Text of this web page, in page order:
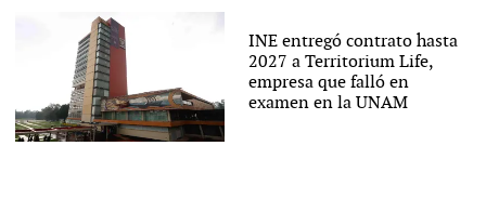
INE entregó contrato hasta
2027 a Territorium Life,
empresa que falló en
examen en la UNAM